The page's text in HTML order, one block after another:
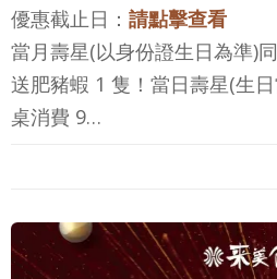
優惠截止日： 請點擊查看
當月壽星(以身份證生日為準)
送肥豬蝦 1 隻！當日壽星(生
桌消費 9…